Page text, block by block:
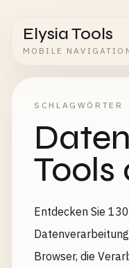
Elysia Tools
MOBILE
SCHLAGWÖRTER
Tools
Entdecken Sie
Browser, die